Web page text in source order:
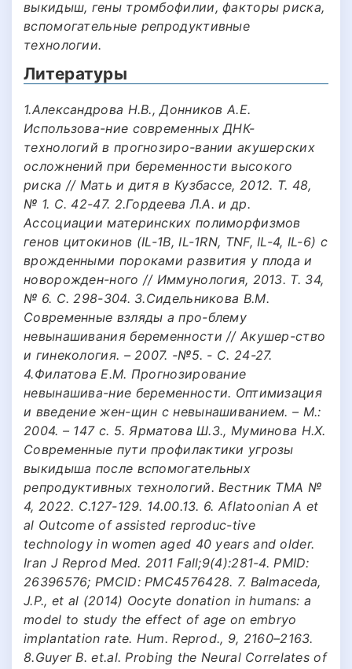
выкидыш, гены тромбофилии, факторы риска,
вспомогательные репродуктивные
технологии.
Литературы
1.Александрова Н.В., Донников А.Е.
Использова-ние современных ДНК-
технологий в прогнозиро-вании акушерских
осложнений при беременности высокого
риска // Мать и дитя в Кузбассе, 2012. Т. 48,
№ 1. С. 42-47. 2.Гордеева Л.А. и др.
Ассоциации материнских полиморфизмов
генов цитокинов (IL-1B, IL-1RN, TNF, IL-4, IL-6) с
врожденными пороками развития у плода и
новорожден-ного // Иммунология, 2013. Т. 34,
№ 6. С. 298-304. 3.Сидельникова В.М.
Современные взляды а про-блему
невынашивания беременности // Акушер-ство
и гинекология. – 2007. -№5. - С. 24-27.
4.Филатова Е.М. Прогнозирование
невынашива-ние беременности. Оптимизация
и введение жен-щин с невынашиванием. – М.:
2004. – 147 с. 5. Ярматова Ш.З., Муминова Н.Х.
Современные пути профилактики угрозы
выкидыша после вспомогательных
репродуктивных технологий. Вестник ТМА №
4, 2022. С.127-129. 14.00.13. 6. Aflatoonian A et
al Outcome of assisted reproduc-tive
technology in women aged 40 years and older.
Iran J Reprod Med. 2011 Fall;9(4):281-4. PMID:
26396576; PMCID: PMC4576428. 7. Balmaceda,
J.P., et al (2014) Oocyte donation in humans: a
model to study the effect of age on embryo
implantation rate. Hum. Reprod., 9, 2160–2163.
8.Guyer B. et.al. Probing the Neural Correlates of